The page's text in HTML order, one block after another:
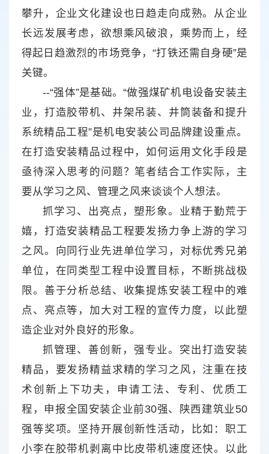
攀升，企业文化建设也日趋走向成熟。从企业
长远发展考虑，欲想乘风破浪，乘势而上，经
得起日趋激烈的市场竞争，“打铁还需自身硬”是
关键。
--“强体”是基础。“做强煤矿机电设备安装主
业，打造胶带机、井架吊装、井筒装备和提升
系统精品工程”是机电安装公司品牌建设重点。
在打造安装精品过程中，如何运用文化手段是
亟待深入思考的问题？笔者结合工作实际，主
要从学习之风、管理之风来谈谈个人想法。
抓学习、出亮点，塑形象。业精于勤荒于
嬉，打造安装精品工程要发扬力争上游的学习
之风。向同行业先进单位学习，对标优秀兄弟
单位，在同类型工程中设置目标，不断挑战极
限。善于分析总结、收集提炼安装工程中的难
点、亮点等，加大对工程的宣传力度，以此塑
造企业对外良好的形象。
抓管理、善创新，强专业。突出打造安装
精品，要发扬精益求精的学习之风，注重在技
术创新上下功夫，申请工法、专利、优质工
程，申报全国安装企业前30强、陕西建筑业50
强等奖项。坚持开展创新性活动，比如：职工
小李在胶带机剥离中比皮带机速度还快。以此